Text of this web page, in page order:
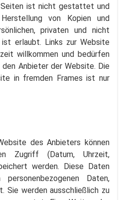
ist nicht gestattet und
von Kopien und
privaten und nicht
ist erlaubt. Links zur Website
willkommen und bedürfen
Anbieter der Website. Die
in fremden Frames ist nur
des Anbieters können
Zugriff (Datum, Uhrzeit,
werden. Diese Daten
Daten,
Sie werden ausschließlich zu